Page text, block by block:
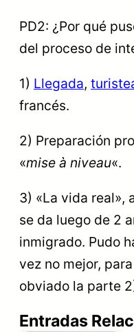
PD2: ¿Por qué
del proceso de
1) Llegada,
francés.
2) Preparación
«mise à niveau«.
3) «La vida real»,
se da luego de 2
inmigrado. Pudo
vez no mejor,
obviado la parte
Entradas